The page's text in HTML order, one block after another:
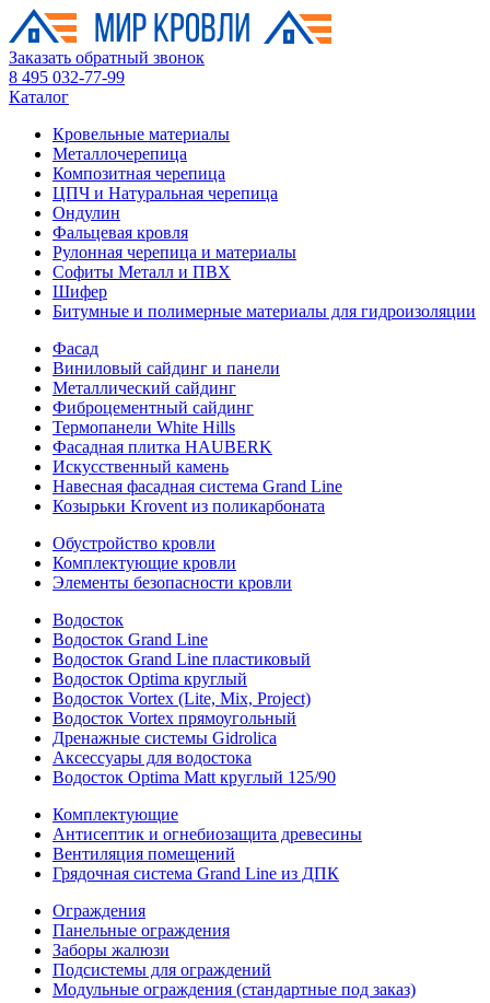
Заказать обратный звонок
8 495 032-77-99
Каталог
Кровельные материалы
Металлочерепица
Композитная черепица
ЦПЧ и Натуральная черепица
Ондулин
Фальцевая кровля
Рулонная черепица и материалы
Софиты Металл и ПВХ
Шифер
Битумные и полимерные материалы для гидроизоляции
Фасад
Виниловый сайдинг и панели
Металлический сайдинг
Фиброцементный сайдинг
Термопанели White Hills
Фасадная плитка HAUBERK
Искусственный камень
Навесная фасадная система Grand Line
Козырьки Krovent из поликарбоната
Обустройство кровли
Комплектующие кровли
Элементы безопасности кровли
Водосток
Водосток Grand Line
Водосток Grand Line пластиковый
Водосток Optima круглый
Водосток Vortex (Lite, Mix, Project)
Водосток Vortex прямоугольный
Дренажные системы Gidrolica
Аксессуары для водостока
Водосток Optima Matt круглый 125/90
Комплектующие
Антисептик и огнебиозащита древесины
Вентиляция помещений
Грядочная система Grand Line из ДПК
Ограждения
Панельные ограждения
Заборы жалюзи
Подсистемы для ограждений
Модульные ограждения (стандартные под заказ)